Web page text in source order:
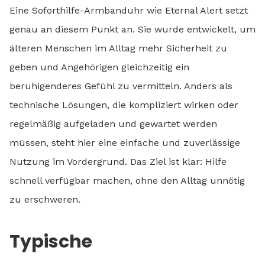
Eine Soforthilfe-Armbanduhr wie Eternal Alert setzt
genau an diesem Punkt an. Sie wurde entwickelt, um
älteren Menschen im Alltag mehr Sicherheit zu
geben und Angehörigen gleichzeitig ein
beruhigenderes Gefühl zu vermitteln. Anders als
technische Lösungen, die kompliziert wirken oder
regelmäßig aufgeladen und gewartet werden
müssen, steht hier eine einfache und zuverlässige
Nutzung im Vordergrund. Das Ziel ist klar: Hilfe
schnell verfügbar machen, ohne den Alltag unnötig
zu erschweren.
Typische